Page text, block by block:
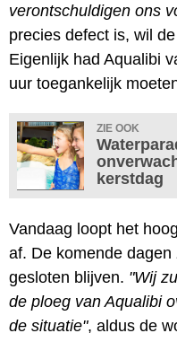
verontschuldigen ons
precies defect is, wil
Eigenlijk had Aqualibi
uur toegankelijk
ZIE OOK
kerstdag
Vandaag loopt het
af. De komende
gesloten blijven. "Wij
de ploeg van Aqualibi
de situatie", aldus de